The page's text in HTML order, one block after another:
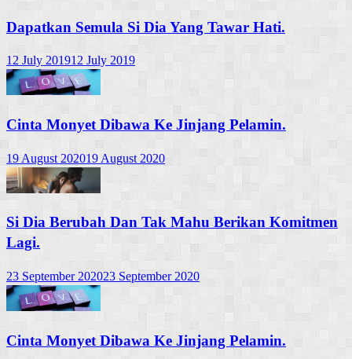
Dapatkan Semula Si Dia Yang Tawar Hati.
12 July 201912 July 2019
Cinta Monyet Dibawa Ke Jinjang Pelamin.
19 August 202019 August 2020
Si Dia Berubah Dan Tak Mahu Berikan Komitmen
Lagi.
23 September 202023 September 2020
Cinta Monyet Dibawa Ke Jinjang Pelamin.